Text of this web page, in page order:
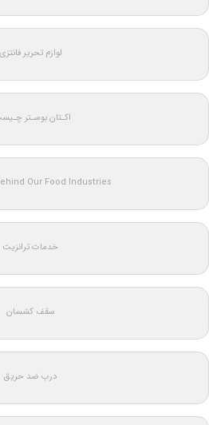
لوازم تحریر فانتزی
اکـتان بوسـتر
Our Food Industries
خدمات ترانزیت
سقف کشسان
درب ضد حریق